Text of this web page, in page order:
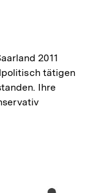
2011
tätigen
Ihre